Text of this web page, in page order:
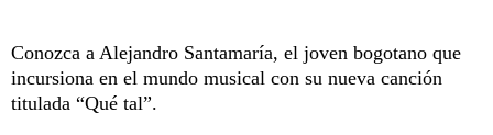
Conozca a Alejandro Santamaría, el joven bogotano que
incursiona en el mundo musical con su nueva canción
titulada “Qué tal”.